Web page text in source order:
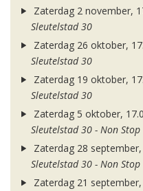
Zaterdag 2 november,
Sleutelstad 30
Zaterdag 26 oktober,
Sleutelstad 30
Zaterdag 19 oktober,
Sleutelstad 30
Zaterdag 5 oktober,
Sleutelstad 30 - Non Stop
Zaterdag 28
Sleutelstad 30 - Non Stop
Zaterdag 21